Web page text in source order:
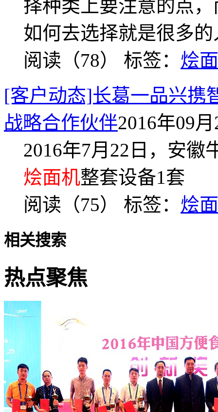
择种类上要注意的点
如何去选择就是很多
阅读（78） 标签： 烩
[客户动态]长葛一品兴携
战略合作伙伴2016年09
2016年7月22日，安徽
烩面机整套设备1套
阅读（75） 标签： 烩
相关搜索
热点聚焦